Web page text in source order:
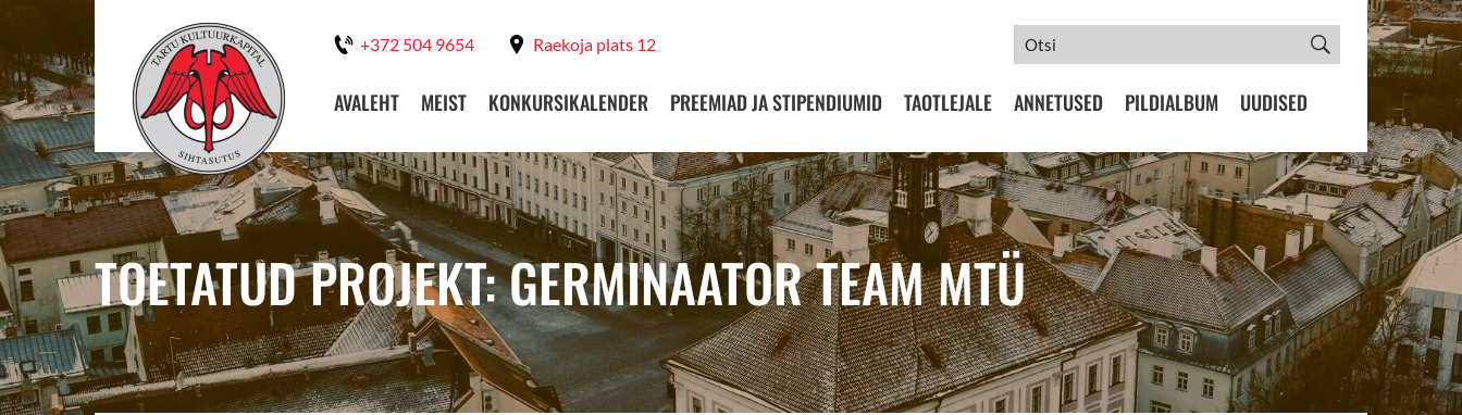
+372 504 9654 Raekoja plats 12
AVALEHT MEIST KONKURSIKALENDER PREEMIAD JA STIPENDIUMID TAOTLEJALE ANNETUSED PILDIALBUM UUDISED
TOETATUD PROJEKT: GERMINAATOR TEAM MTÜ